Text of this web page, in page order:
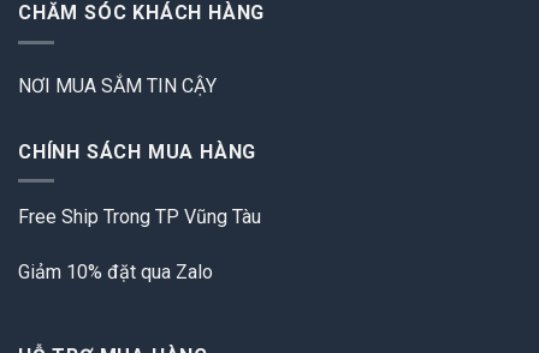
CHĂM SÓC KHÁCH HÀNG
NƠI MUA SẮM TIN CẬY
CHÍNH SÁCH MUA HÀNG
Free Ship Trong TP Vũng Tàu
Giảm 10% đặt qua Zalo